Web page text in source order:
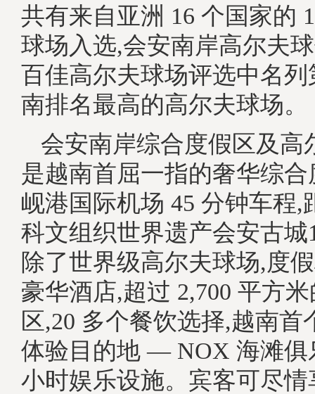
共有来自亚洲 16 个国家的
球场入选,会安南岸高尔夫
百佳高尔夫球场评选中名列
南排名最高的高尔夫球场。
会安南岸综合度假区及高
是越南首屈一指的奢华综
岘港国际机场 45 分钟车程,
科文组织世界遗产会安古城
除了世界级高尔夫球场,度
豪华酒店,超过 2,700 平方
区,20 多个餐饮选择,越南首
体验目的地 — NOX 海滩俱
小时娱乐设施。宾客可尽